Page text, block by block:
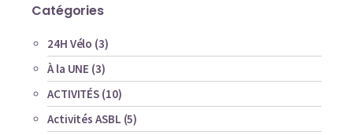
Catégories
24H Vélo (3)
À la UNE (3)
ACTIVITÉS (10)
Activités ASBL (5)